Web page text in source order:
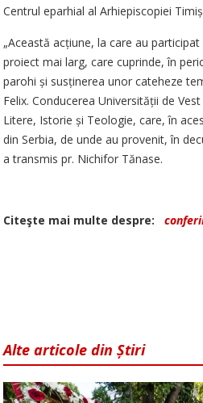
Centrul eparhial al Arhiepiscopiei
„Această acțiune, la care au
proiect mai larg, care cuprinde, în
parohi și susținerea unor cateheze
Felix. Conducerea Universității de
Litere, Istorie și Teologie, care, în
din Serbia, de unde au provenit, în
a transmis pr. Nichifor Tănase.
Citeşte mai multe despre:
Alte articole din Știri